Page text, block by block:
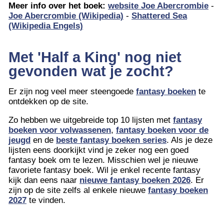
Meer info over het boek: website Joe Abercrombie -
Joe Abercrombie (Wikipedia) - Shattered Sea
(Wikipedia Engels)
Met 'Half a King' nog niet
gevonden wat je zocht?
Er zijn nog veel meer steengoede fantasy boeken te
ontdekken op de site.
Zo hebben we uitgebreide top 10 lijsten met fantasy
boeken voor volwassenen, fantasy boeken voor de
jeugd en de beste fantasy boeken series. Als je deze
lijsten eens doorkijkt vind je zeker nog een goed
fantasy boek om te lezen. Misschien wel je nieuwe
favoriete fantasy boek. Wil je enkel recente fantasy
kijk dan eens naar nieuwe fantasy boeken 2026. Er
zijn op de site zelfs al enkele nieuwe fantasy boeken
2027 te vinden.